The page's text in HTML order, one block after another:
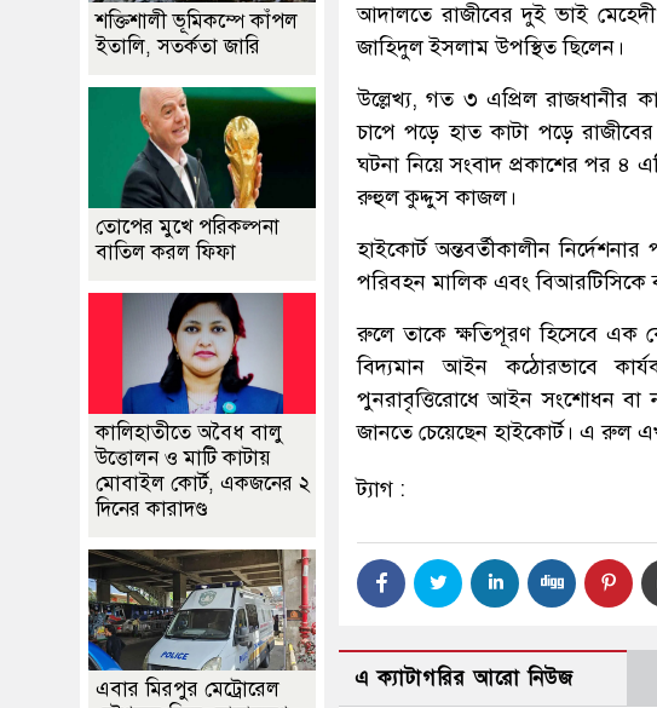
আদালতে রাজীবের দুই ভাই
জাহিদুল ইসলাম উপস্থিত ছিলেন।
উল্লেখ্য, গত ৩ এপ্রিল রাজধানীর
চাপে পড়ে হাত কাটা পড়ে
ঘটনা নিয়ে সংবাদ প্রকাশের পর ৪
রুহুল কুদ্দুস কাজল।
হাইকোর্ট অন্তবর্তীকালীন
পরিবহন মালিক এবং বিআরটিসিকে
রুলে তাকে ক্ষতিপূরণ হিসেবে এক
বিদ্যমান আইন কঠোরভাবে
পুনরাবৃত্তিরোধে আইন সংশোধন বা
জানতে চেয়েছেন হাইকোর্ট। এ রুল
ট্যাগ :
এ ক্যাটাগরির আরো নিউজ
শক্তিশালী ভূমিকম্পে কাঁপল
ইতালি, সতর্কতা জারি
তোপের মুখে পরিকল্পনা
বাতিল করল ফিফা
কালিহাতীতে অবৈধ বালু
উত্তোলন ও মাটি কাটায়
মোবাইল কোর্ট, একজনের ২
দিনের কারাদণ্ড
এবার মিরপুর মেট্রোরেল